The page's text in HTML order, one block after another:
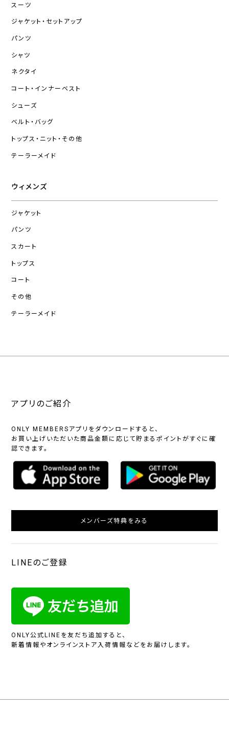
スーツ
ジャケット・セットアップ
パンツ
シャツ
ネクタイ
コート・インナーベスト
シューズ
ベルト・バッグ
トップス・ニット・その他
テーラーメイド
ウィメンズ
ジャケット
パンツ
スカート
トップス
コート
その他
テーラーメイド
アプリのご紹介
ONLY MEMBERSアプリをダウンロードすると、
お買い上げいただいた商品金額に応じて貯まるポイントがすぐに確
認できます。
メンバーズ特典をみる
LINEのご登録
ONLY公式LINEを友だち追加すると、
新着情報やオンラインストア入荷情報などをお届けします。